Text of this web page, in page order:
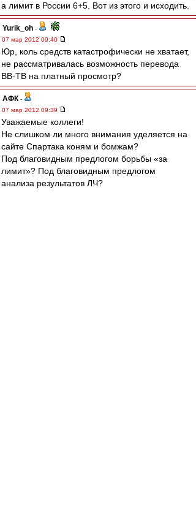
а лимит в России 6+5. Вот из этого и исходить.
Yurik_oh -
07 мар 2012 09:40
Юр, коль средств катастрофически не хватает,
не рассматривалась возможность перевода
ВВ-ТВ на платный просмотр?
АФК -
07 мар 2012 09:39
Уважаемые коллеги!
Не слишком ли много внимания уделяется на
сайте Спартака коням и бомжам?
Под благовидным предлогом борьбы «за
лимит»? Под благовидным предлогом
анализа результатов ЛЧ?